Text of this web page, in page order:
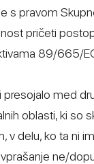
s pravom
pričeti
89/665/
med
oblasti, ki so
v delu, ko ta ni
ne/